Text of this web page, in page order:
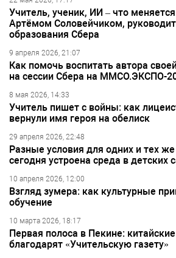
Учитель, ученик, ИИ – что
Артёмом Соловейчиком,
образования Сбера
9 апреля 2026, 21:07
Как помочь воспитать автора
на сессии Сбера на ММСО.ЭКСПО-
8 мая 2026, 14:33
Учитель пишет с войны: как
вернули имя героя на обелиск
29 апреля 2026, 22:48
Разные условия для одних и тех
сегодня устроена среда в детских
10 апреля 2026, 12:00
Взгляд зумера: как культурные
обучение
10 марта 2026, 18:17
Первая полоса в Пекине:
благодарят «Учительскую газету»